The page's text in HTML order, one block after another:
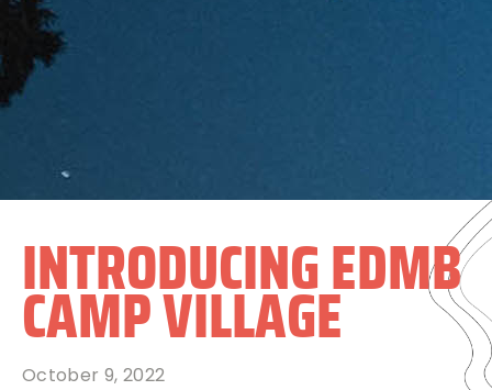
INTRODUCING EDMB
CAMP VILLAGE
October 9, 2022